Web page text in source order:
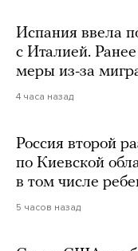
Испания ввела
с Италией.
меры из-за
4 часа назад
Россия второй
по Киевской
в том числе
5 часов назад